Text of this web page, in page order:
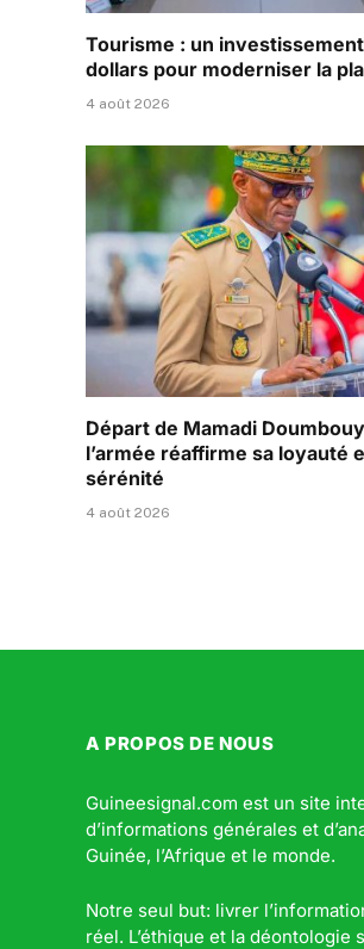
Tourisme : un
dollars pour moderniser la
4 août 2026
Départ de Mamadi
l’armée réaffirme sa loyauté
sérénité
4 août 2026
A PROPOS DE NOUS
Guineesignal.com est un site
d’informations générales et
Guinée, l’Afrique et le monde.
Notre seul but: livrer
réel. L’éthique et la déontologie